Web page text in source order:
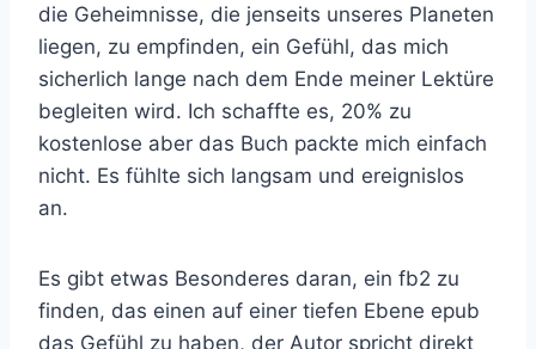
die Geheimnisse, die jenseits unseres Planeten
liegen, zu empfinden, ein Gefühl, das mich
sicherlich lange nach dem Ende meiner Lektüre
begleiten wird. Ich schaffte es, 20% zu
kostenlose aber das Buch packte mich einfach
nicht. Es fühlte sich langsam und ereignislos
an.
Es gibt etwas Besonderes daran, ein fb2 zu
finden, das einen auf einer tiefen Ebene epub
das Gefühl zu haben, der Autor spricht direkt